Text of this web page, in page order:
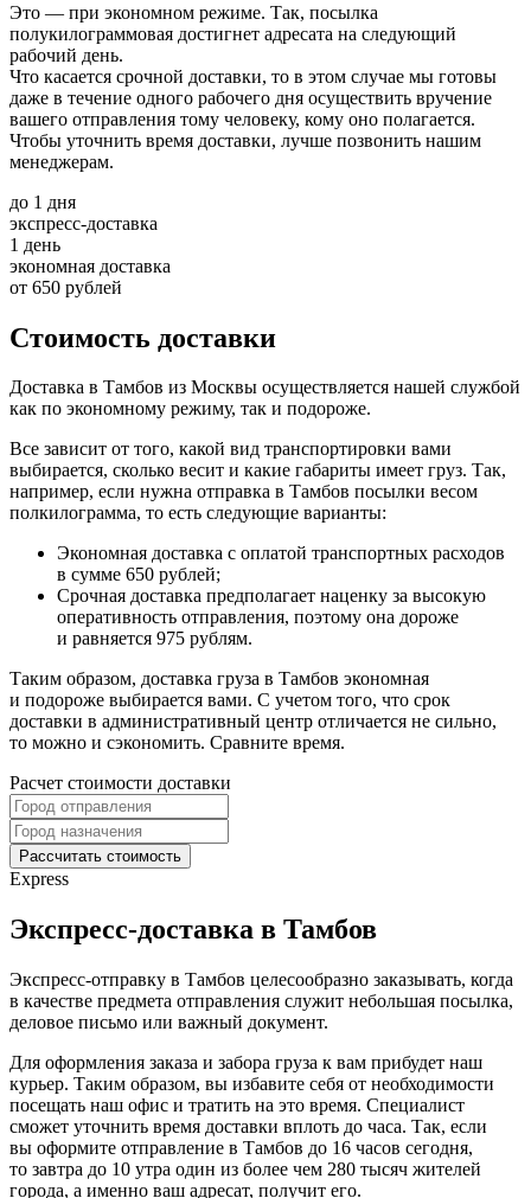
Это — при экономном режиме. Так, посылка
полукилограммовая достигнет адресата на следующий
рабочий день.
Что касается срочной доставки, то в этом случае мы готовы
даже в течение одного рабочего дня осуществить вручение
вашего отправления тому человеку, кому оно полагается.
Чтобы уточнить время доставки, лучше позвонить нашим
менеджерам.
до 1 дня
экспресс-доставка
1 день
экономная доставка
от 650 рублей
Стоимость доставки
Доставка в Тамбов из Москвы осуществляется нашей службой
как по экономному режиму, так и подороже.
Все зависит от того, какой вид транспортировки вами
выбирается, сколько весит и какие габариты имеет груз. Так,
например, если нужна отправка в Тамбов посылки весом
полкилограмма, то есть следующие варианты:
Экономная доставка с оплатой транспортных расходов
в сумме 650 рублей;
Срочная доставка предполагает наценку за высокую
оперативность отправления, поэтому она дороже
и равняется 975 рублям.
Таким образом, доставка груза в Тамбов экономная
и подороже выбирается вами. С учетом того, что срок
доставки в административный центр отличается не сильно,
то можно и сэкономить. Сравните время.
Расчет стоимости доставки
Рассчитать стоимость
Express
Экспресс-доставка в Тамбов
Экспресс-отправку в Тамбов целесообразно заказывать, когда
в качестве предмета отправления служит небольшая посылка,
деловое письмо или важный документ.
Для оформления заказа и забора груза к вам прибудет наш
курьер. Таким образом, вы избавите себя от необходимости
посещать наш офис и тратить на это время. Специалист
сможет уточнить время доставки вплоть до часа. Так, если
вы оформите отправление в Тамбов до 16 часов сегодня,
то завтра до 10 утра один из более чем 280 тысяч жителей
города, а именно ваш адресат, получит его.